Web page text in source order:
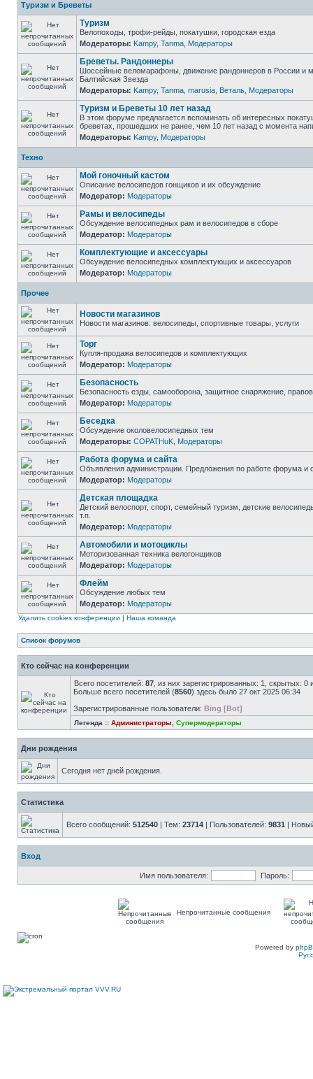
Туризм и Бреветы
Туризм
Велопоходы, трофи-рейды, покатушки, городская езда
Модераторы: Kampy, Tanma Модераторы
Бреветы. Рандоннеры
Шоссейные веломарафоны, движение рандоннеров в России и
Балтийская Звезда
Модераторы: Kampy, Tanma marusia Веталь Модераторы
Туризм и Бреветы 10 лет назад
В этом форуме предлагается вспоминать об интересных
бреветах, прошедших не ранее, чем 10 лет назад с момента
Модераторы: Kampy, Модераторы
Техно
Мой гоночный кастом
Описание велосипедов гонщиков и их обсуждение
Модератор: Модераторы
Рамы и велосипеды
Обсуждение велосипедных рам и велосипедов в сборе
Модератор: Модераторы
Комплектующие и аксессуары
Обсуждение велосипедных комплектующих и аксессуаров
Модератор: Модераторы
Прочее
Новости магазинов
Новости магазинов: велосипеды, спортивные товары, услуги
Торг
Купля-продажа велосипедов и комплектующих
Модератор: Модераторы
Безопасность
Безопасность езды, самооборона, защитное снаряжение,
Модератор: Модераторы
Беседка
Обсуждение околовелосипедных тем
Модераторы: COPATHuK Модераторы
Работа форума и сайта
Объявления администрации. Предложения по работе форума и
Модератор: Модераторы
Детская площадка
Детский велоспорт, спорт, семейный туризм, детские
т.п.
Модератор: Модераторы
Автомобили и мотоциклы
Моторизованная техника велогонщиков
Модератор: Модераторы
Флейм
Обсуждение любых тем
Модератор: Модераторы
Удалить cookies конференции | Наша команда
Список форумов
Кто сейчас на конференции
Всего посетителей: 87 , из них зарегистрированных: 1, скрытых:
Больше всего посетителей (8560) здесь было 27 окт 2025 06:34
Зарегистрированные пользователи: Bing [Bot]
Легенда :: Администраторы Супермодераторы
Дни рождения
Сегодня нет дней рождения.
Статистика
Всего сообщений: 512540 | Тем: 23714 | Пользователей: 9831 |
Вход
Имя пользователя: Пароль:
Непрочитанные сообщения
Powered by